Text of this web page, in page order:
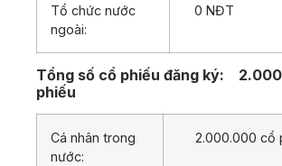
Tổ chức nước
ngoài:
0 NĐT
Tổng số cổ phiếu đăng ký:
phiếu
Cá nhân trong
nước:
2.000.000 cổ